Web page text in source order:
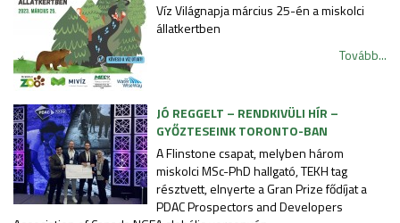
Víz Világnapja március 25-én a miskolci
állatkertben
Tovább...
JÓ REGGELT – RENDKIVÜLI HÍR –
GYŐZTESEINK TORONTO-BAN
A Flinstone csapat, melyben három
miskolci MSc-PhD hallgató, TEKH tag
résztvett, elnyerte a Gran Prize fődíjat a
PDAC Prospectors and Developers